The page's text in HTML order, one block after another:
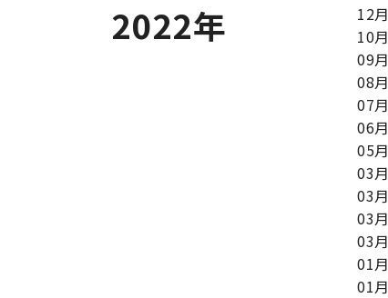
2022年
12
10
09
08
07
06月
05月
03月
03月
03月
03月
01月
01月